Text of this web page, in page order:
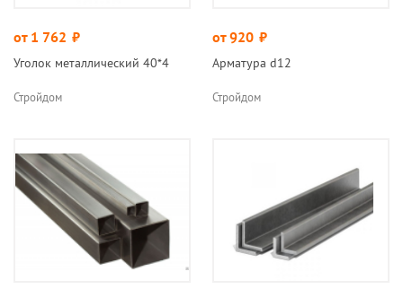
от 1 762 руб.
Уголок металлический 40*4
Стройдом
от 920 руб.
Арматура d12
Стройдом